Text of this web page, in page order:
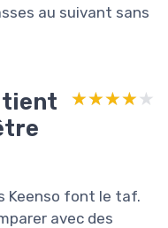
au suivant sans
tient
★★★★★
★★★★★
Keenso font le taf.
avec des